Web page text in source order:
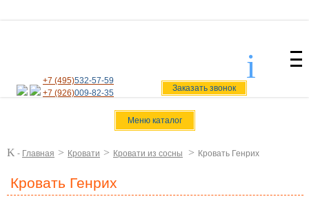
+7 (495)532-57-59
+7 (926)009-82-35 Заказать звонок
i
Меню каталог
K - Главная > Кровати > Кровати из сосны > Кровать Генрих
Кровать Генрих